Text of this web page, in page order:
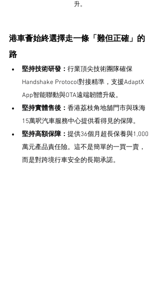
升。
港車薈始終選擇走一條「難但正確」的
路
堅持技術研發： 行業頂尖技術團隊確保
Handshake Protocol對接精準，支援AdaptX
App智能聯動與OTA遠端韌體升級。
堅持實體售後： 香港荔枝角地舖門市與珠海
15萬呎汽車服務中心提供看得見的保障。
堅持高額保障： 提供36個月超長保養與1,000
萬元產品責任險。這不是簡單的一買一賣，
而是對跨境行車安全的長期承諾。